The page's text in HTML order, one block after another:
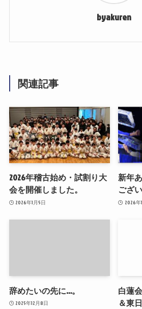
byakuren
関連記事
2026年稽古始め・試割り大
会を開催しました。
2026年1月5日
新年
ござ
2026年
辞めたいの先に…。
2025年12月8日
白蓮
＆東